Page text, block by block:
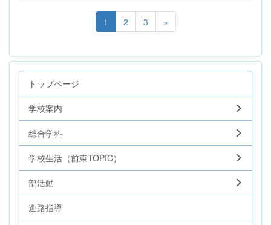
1 2 3 »
トップページ
学校案内
総合学科
学校生活（前東TOPIC）
部活動
進路指導